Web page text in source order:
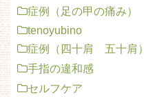
症例（足の甲の痛み）
tenoyubino
症例（四十肩 五十肩）
手指の違和感
セルフケア